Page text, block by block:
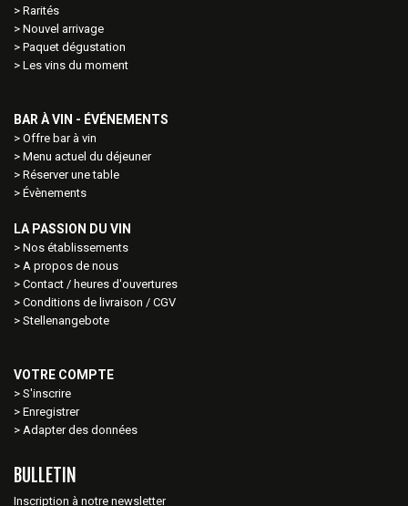
Rarités
Nouvel arrivage
Paquet dégustation
Les vins du moment
BAR À VIN - ÉVÉNEMENTS
Offre bar à vin
Menu actuel du déjeuner
Réserver une table
Évènements
LA PASSION DU VIN
Nos établissements
A propos de nous
Contact / heures d'ouvertures
Conditions de livraison / CGV
Stellenangebote
VOTRE COMPTE
S'inscrire
Enregistrer
Adapter des données
BULLETIN
Inscription à notre newsletter